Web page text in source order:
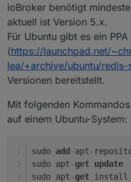
ioBroker benötigt
aktuell ist Version 5.x.
Für Ubuntu gibt es ein PPA
(https://launchpad.net/
lea/+archive/ubuntu/redis-
Versionen bereitstellt.
Mit folgenden
auf einem Ubuntu-System:
sudo add -apt-
sudo apt-get update
sudo apt-get install